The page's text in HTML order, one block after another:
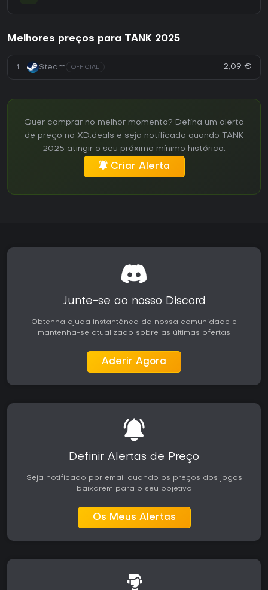
Melhores preços para TANK 2025
1 Steam OFFICIAL 2,09 €
Quer comprar no melhor momento? Defina um alerta
de preço no XD.deals e seja notificado quando TANK
2025 atingir o seu próximo mínimo histórico.
Criar Alerta
Junte-se ao nosso Discord
Obtenha ajuda instantânea da nossa comunidade e
mantenha-se atualizado sobre as últimas ofertas
Aderir Agora
Definir Alertas de Preço
Seja notificado por email quando os preços dos jogos
baixarem para o seu objetivo
Os Meus Alertas